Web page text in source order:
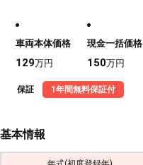
車両本体価格
129万円
現金一括価格
150万円
保証 1年間無料保証付
基本情報